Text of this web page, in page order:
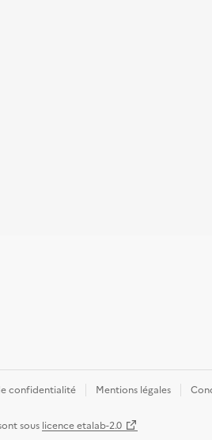
confidentialité Mentions légales
sous licence etalab-2.0